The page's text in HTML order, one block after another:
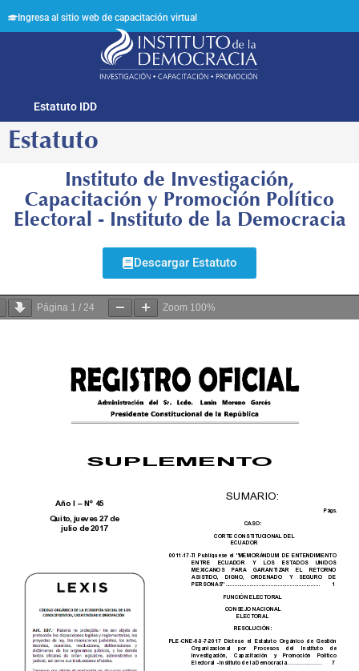
Ingresa al sitio web de capacitación virtual
Estatuto IDD
Estatuto
Instituto de Investigación,
Capacitación y Promoción Político
Electoral - Instituto de la Democracia
Descargar Estatuto
Página 1 / 24 Zoom 100%